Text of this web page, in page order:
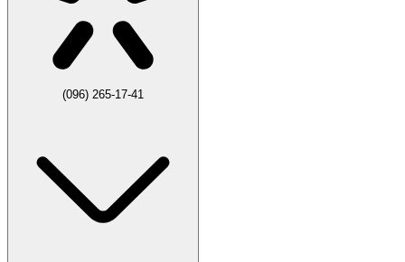
(096) 265-17-41